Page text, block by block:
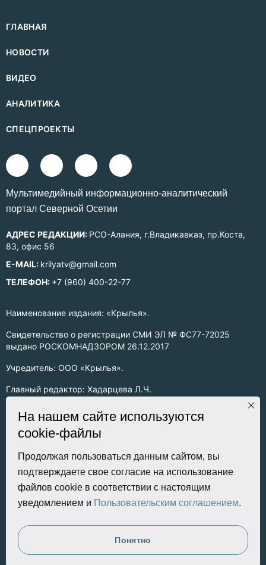
Наименование издания: «Крылья».
Свидетельство о регистрации СМИ ЭЛ № ФС77-72025
выдано РОСКОМНАДЗОРОМ 26.12.2017
Учредитель: ООО «Крылья».
Главный редактор: Хадарцева Л.Ч.
Информация на сайте предназначена для лиц старше 16 лет.
Все права на любые материалы, опубликованные на сайте,
защищены в соответствии с российским законодательством
об интеллектуальной собственности. Любое использование
текстовых, фото, аудио и видеоматериалов возможно только
с согласия правообладателя (ООО «Крылья») и при строгом
наличии ссылки на ресурс. Для сетевых ресурсов –
гиперссылка.
Разработка сайта
ГЛАВНАЯ
НОВОСТИ
ВИДЕО
АНАЛИТИКА
СПЕЦПРОЕКТЫ
Mультимедийный информационно-аналитический
портал Северной Осетии
АДРЕС РЕДАКЦИИ: РСО-Алания, г.Владикавказ, пр.Коста,
83, офис 56
E-MAIL: krilyatv@gmail.com
ТЕЛЕФОН: +7 (960) 400-22-77
На нашем сайте используются
cookie-файлы
Продолжая пользоваться данным сайтом, вы
подтверждаете свое согласие на использование
файлов cookie в соответствии с настоящим
уведомлением и Пользовательским соглашением.
Понятно